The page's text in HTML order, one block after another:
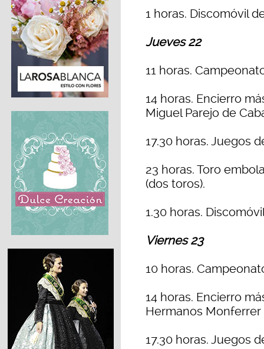
1 horas. Discomóvil
Jueves 22
11 horas.
14 horas. Encierro
Miguel Parejo de
17.30 horas. Juegos
23 horas. Toro
(dos toros).
1.30 horas.
Viernes 23
10 horas.
14 horas. Encierro
Hermanos Monferrer
17.30 horas. Juegos